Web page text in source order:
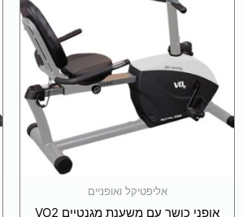
אליפטיקל ואופניים
אופני כושר עם משענת מגנטיים VO2